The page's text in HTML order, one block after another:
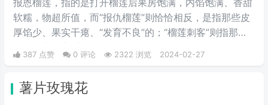
软糯，物超所值，而“报仇榴莲”则恰恰相反，是指那些皮
厚馅少、果实干瘪、“发育不良”的；“榴莲刺客”则指那些
会挑榴莲的高手。
387 点赞 0 评论 2322 浏览 2024-02-27
薯片玫瑰花